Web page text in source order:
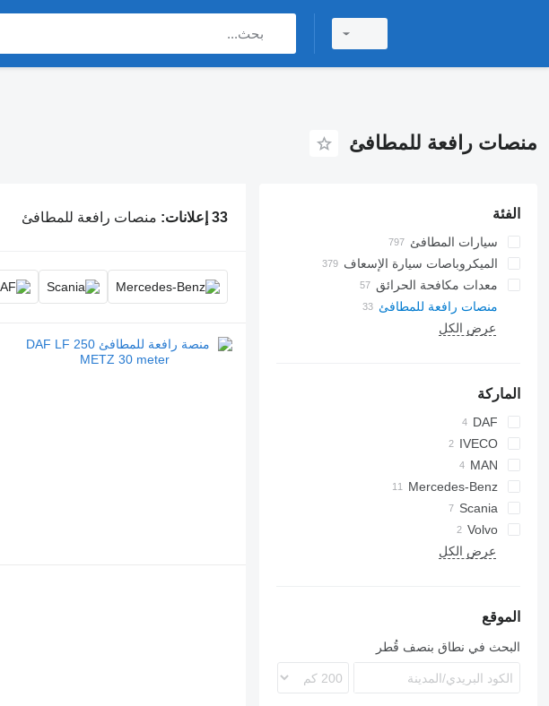
منصات رافعة للمطافئ
الفئة
سيارات المطافئ
الميكروباصات سيارة الإسعاف
معدات مكافحة الحرائق
منصات رافعة للمطافئ
عرض الكل
الماركة
DAF
AS
CF
LF
IVECO
MAN
LE
Mercedes-Benz
Actros
Atego
Axor
MidlinerScania
G-series
P-series
Volvo
FL
عرض الكل
الموقع
البحث في نطاق بنصف قُطر
33 إعلانات: منصات رافعة للمطافئ